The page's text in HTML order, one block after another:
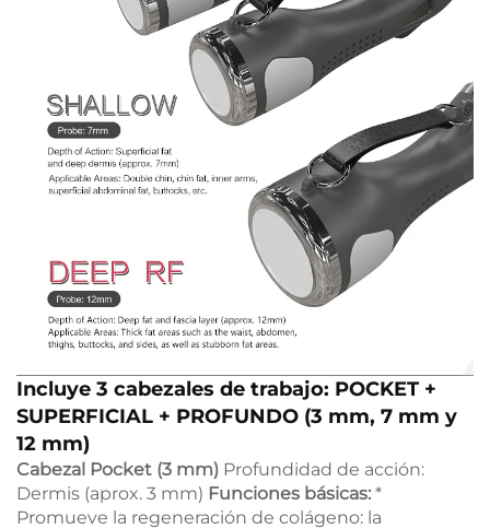
Incluye 3 cabezales de trabajo: POCKET +
SUPERFICIAL + PROFUNDO (3 mm, 7 mm y
12 mm)
Cabezal Pocket (3 mm) Profundidad de acción:
Dermis (aprox. 3 mm) Funciones básicas: *
Promueve la regeneración de colágeno: la